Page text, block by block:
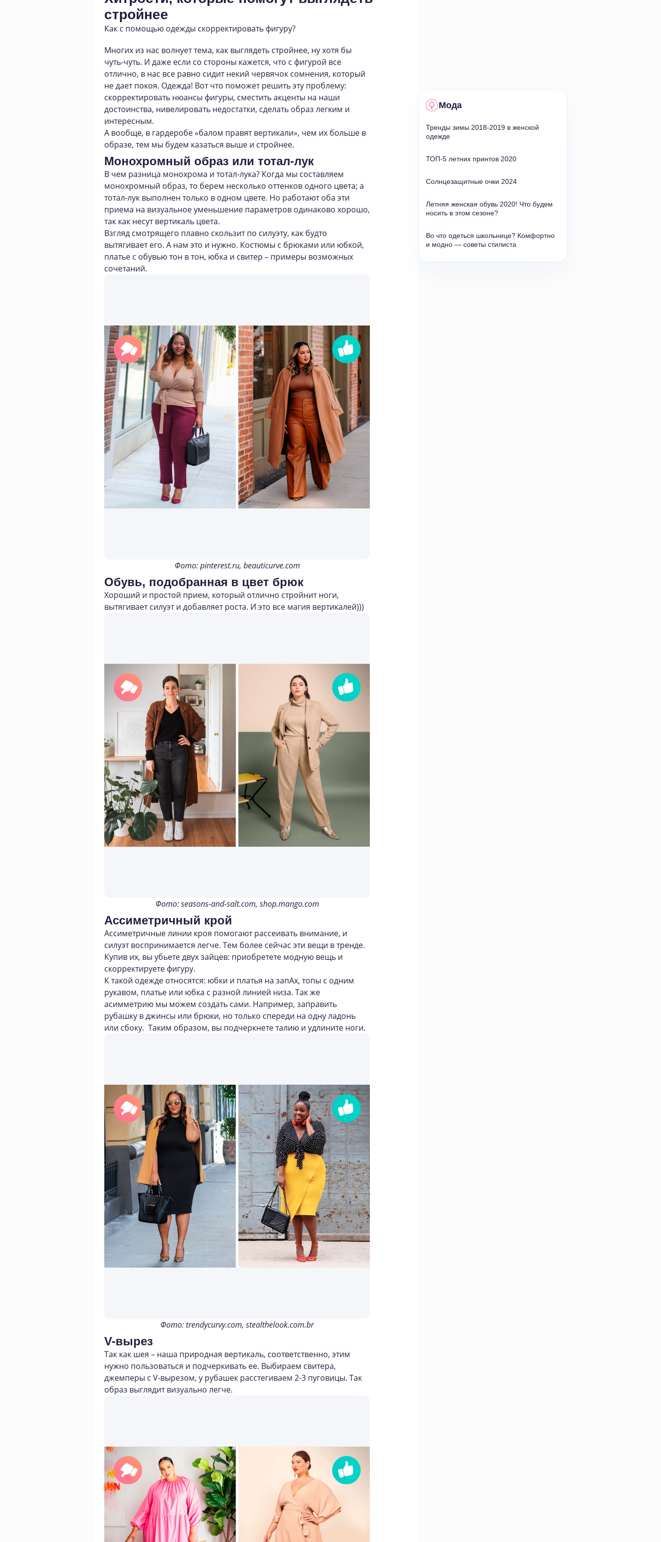
стройнее
Как с помощью одежды скорректировать фигуру?
Многих из нас волнует тема, как выглядеть стройнее, ну хотя бы
чуть-чуть. И даже если со стороны кажется, что с фигурой все
отлично, в нас все равно сидит некий червячок сомнения, который
не дает покоя. Одежда! Вот что поможет решить эту проблему:
скорректировать нюансы фигуры, сместить акценты на наши
достоинства, нивелировать недостатки, сделать образ легким и
интересным.
А вообще, в гардеробе «балом правят вертикали», чем их больше в
образе, тем мы будем казаться выше и стройнее.
Монохромный образ или тотал-лук
В чем разница монохрома и тотал-лука? Когда мы составляем
монохромный образ, то берем несколько оттенков одного цвета; а
тотал-лук выполнен только в одном цвете. Но работают оба эти
приема на визуальное уменьшение параметров одинаково хорошо,
так как несут вертикаль цвета.
Взгляд смотрящего плавно скользит по силуэту, как будто
вытягивает его. А нам это и нужно. Костюмы с брюками или юбкой,
платье с обувью тон в тон, юбка и свитер – примеры возможных
сочетаний.
Фото: pinterest.ru, beauticurve.com
Обувь, подобранная в цвет брюк
Хороший и простой прием, который отлично стройнит ноги,
вытягивает силуэт и добавляет роста. И это все магия вертикалей)))
Фото: seasons-and-salt.com, shop.mango.com
Ассиметричный крой
Ассиметричные линии кроя помогают рассеивать внимание, и
силуэт воспринимается легче. Тем более сейчас эти вещи в тренде.
Купив их, вы убьете двух зайцев: приобретете модную вещь и
скорректируете фигуру.
К такой одежде относятся: юбки и платья на запАх, топы с одним
рукавом, платье или юбка с разной линией низа. Так же
асимметрию мы можем создать сами. Например, заправить
рубашку в джинсы или брюки, но только спереди на одну ладонь
или сбоку. Таким образом, вы подчеркнете талию и удлините ноги.
Фото: trendycurvy.com, stealthelook.com.br
V-вырез
Так как шея – наша природная вертикаль, соответственно, этим
нужно пользоваться и подчеркивать ее. Выбираем свитера,
джемперы с V-вырезом, у рубашек расстегиваем 2-3 пуговицы. Так
образ выглядит визуально легче.
Мода
Тренды зимы 2018-2019 в женской
одежде
ТОП-5 летних принтов 2020
Солнцезащитные очки 2024
Летняя женская обувь 2020! Что будем
носить в этом сезоне?
Во что одеться школьнице? Комфортно
и модно — советы стилиста